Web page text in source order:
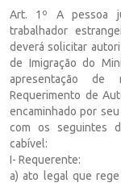
Art. 1º A pessoa
trabalhador
deverá solicitar
de Imigração do
apresentação de
Requerimento de
encaminhado por
com os seguintes
cabível:
I- Requerente:
a) ato legal que